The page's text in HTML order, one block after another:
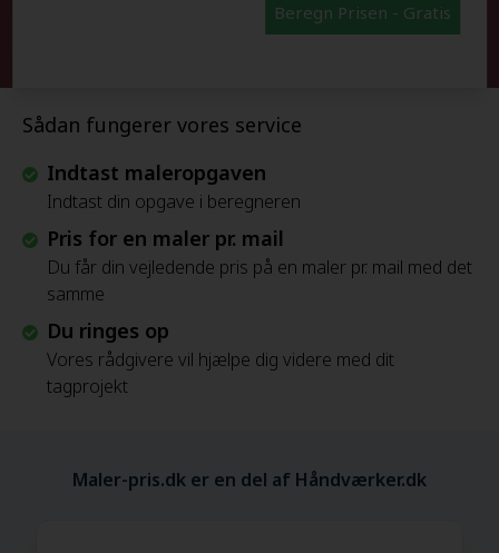
Sådan fungerer vores service
Indtast maleropgaven
Indtast din opgave i beregneren
Pris for en maler pr. mail
Du får din vejledende pris på en maler pr. mail med det
samme
Du ringes op
Vores rådgivere vil hjælpe dig videre med dit
tagprojekt
Beregn Prisen - Gratis
Maler-pris.dk er en del af Håndværker.dk